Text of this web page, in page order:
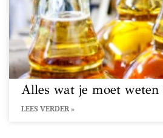
Alles wat je moet
LEES VERDER »